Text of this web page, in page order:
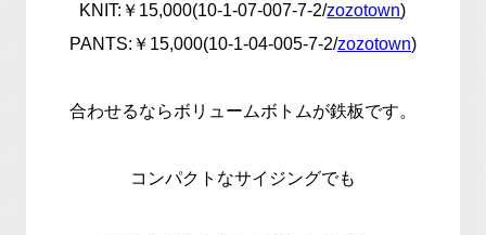
KNIT:￥15,000(10-1-07-007-7-2/zozotown)
PANTS:￥15,000(10-1-04-005-7-2/zozotown)
合わせるならボリュームボトムが鉄板です。
コンパクトなサイジングでも